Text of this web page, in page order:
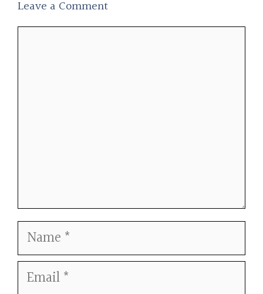
Leave a Comment
Name
Email